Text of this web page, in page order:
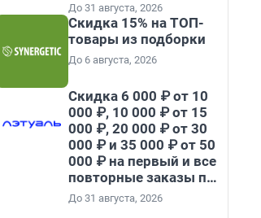
До 31 августа, 2026
Скидка 15% на ТОП-
товары из подборки
До 6 августа, 2026
Скидка 6 000 ₽ от 10
000 ₽, 10 000 ₽ от 15
000 ₽, 20 000 ₽ от 30
000 ₽ и 35 000 ₽ от 50
000 ₽ на первый и все
повторные заказы по
промокоду НАБЕРИ
До 31 августа, 2026